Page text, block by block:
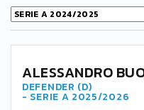
4
ALESSANDRO
DEFENDER (D)
- SERIE A 2025/2026